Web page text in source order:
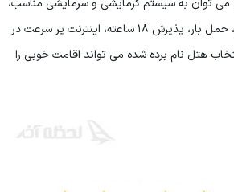
می توان به سیستم گرمایشی و سرمایشی مناسب،
رستوران و کافی شاپ، اتاق های زیبا، امکانات تفریحی، نظافت روزانه، برخورد مناسب پرسنل، حمل بار، پذیرش 18 ساعته، اینترنت پر سرعت در
اشاره نمود. به طور کلی انتخاب هتل نام برده شده می تواند اقامت خوبی را